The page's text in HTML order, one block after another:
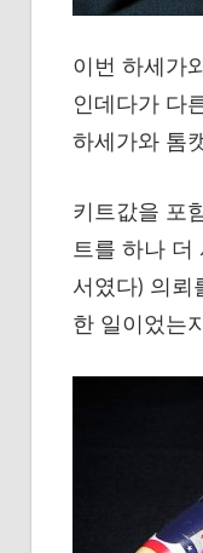
이번 하세가
인데다가 다
하세가와 톰
키트값을 포
트를 하나 더
서였다) 의뢰
한 일이었는